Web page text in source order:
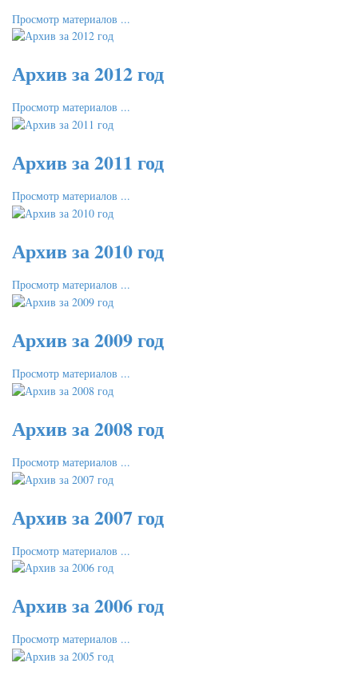
Просмотр материалов ...
Архив за 2012 год
Просмотр материалов ...
Архив за 2011 год
Просмотр материалов ...
Архив за 2010 год
Просмотр материалов ...
Архив за 2009 год
Просмотр материалов ...
Архив за 2008 год
Просмотр материалов ...
Архив за 2007 год
Просмотр материалов ...
Архив за 2006 год
Просмотр материалов ...